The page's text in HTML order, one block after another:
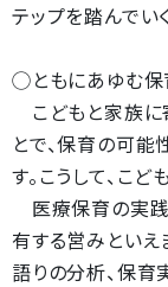
テップを踏んでい
◯ともにあゆむ
こどもと家族に
とで、保育の可能
す。こうして、こ
医療保育の実践
有する営みとい
語りの分析、保